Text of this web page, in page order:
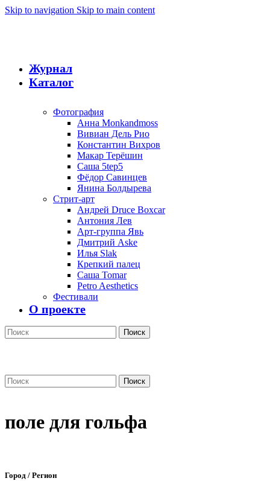
Skip to navigation Skip to main content
Журнал
Каталог
Фотография
Анна Monkandmoss
Вивиан Дель Рио
Константин Вихров
Макар Терёшин
Саша 5tep5
Фёдор Савинцев
Янина Болдырева
Стрит-арт
Андрей Druce Boxcar
Антония Лев
Арт-группа Явь
Дмитрий Aske
Илья Slak
Крепкий палец
Саша Tomar
Petro Aesthetics
Фестивали
О проекте
Поиск
Поиск
поле для гольфа
Город / Регион